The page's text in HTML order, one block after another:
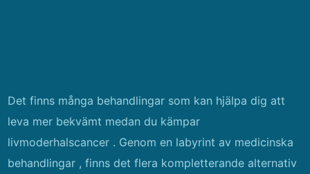
Det finns många behandlingar som kan hjälpa dig att
leva mer bekvämt medan du kämpar
livmoderhalscancer . Genom en labyrint av medicinska
behandlingar , finns det flera kompletterande alternativ